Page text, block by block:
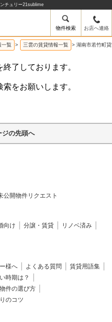
チュリー21sublime
物件検索 お店へ連絡
一覧 > 三雲の賃貸情報一覧 > 湖南市若竹町
了しております。
をお願いします。
ジの先頭へ
公開物件リクエスト
向け 分譲・賃貸
リノベ済み
様へ よくある質問
賃貸用語集
時期は？
件の選び方
のコツ